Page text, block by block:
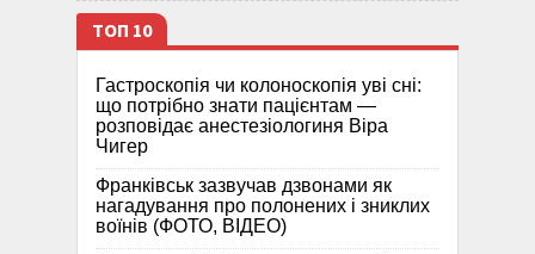
ТОП 10
Гастроскопія чи колоноскопія уві сні:
що потрібно знати пацієнтам —
розповідає анестезіологиня Віра
Чигер
Франківськ зазвучав дзвонами як
нагадування про полонених і зниклих
воїнів (ФОТО, ВІДЕО)